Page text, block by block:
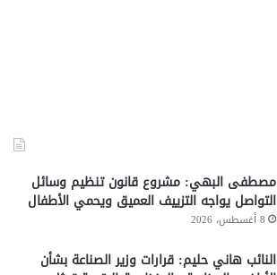
مصطفى البهي: مشروع قانون تنظيم وسائل
التواصل يواجه التزييف العميق ويحمي الأطفال
8 أغسطس، 2026
النائب هاني حليم: قرارات وزير الصناعة بشأن